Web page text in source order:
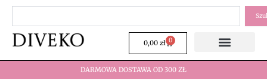
Przejdź
treści
0,00 zł 0
Wózek
DARMOWA DOSTAWA OD 300 ZŁ